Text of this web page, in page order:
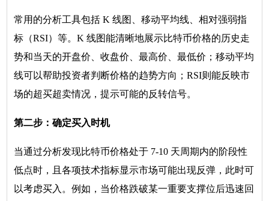
常用的分析工具包括 K 线图、移动平均线、相对强弱指
标（RSI）等。K 线图能清晰地展示比特币价格的历史走
势和当天的开盘价、收盘价、最高价、最低价；移动平均
线可以帮助投资者判断价格的趋势方向；RSI则能反映市
场的超买超卖情况，提示可能的反转信号。
第二步：确定买入时机
当通过分析发现比特币价格处于 7-10 天周期内的阶段性
低点时，且各项技术指标显示市场可能出现反弹，此时可
以考虑买入。例如，当价格跌破某一重要支撑位后迅速回